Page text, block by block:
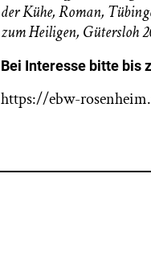
der Kühe, Roman,
zum Heiligen, Gütersloh
Bei Interesse bitte bis
https://ebw-